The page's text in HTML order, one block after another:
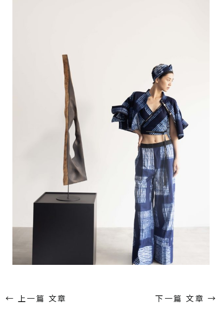
← 上一篇 文章 下一篇 文章 →